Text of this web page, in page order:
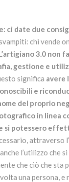
ci date due
chi vende
3.0 non
gestione e
significa avere
e
del proprio
in linea
si potessero
attraverso
l’utilizzo che
che ciò che
una persona, e